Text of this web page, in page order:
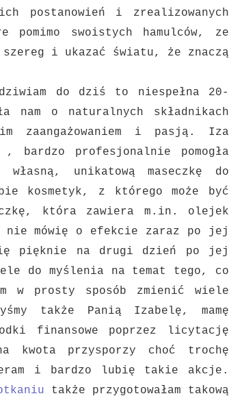
postanowień i zrealizowanych
swoistych hamulców, ze
szereg i ukazać światu, że znaczą
do dziś to niespełna 20-
nam o naturalnych składnikach
zaangażowaniem i pasją. Iza
, bardzo profesjonalnie pomogła
unikatową maseczkę do
kosmetyk, z którego może być
która zawiera m.in. olejek
nie mówię o efekcie zaraz po jej
pięknie na drugi dzień po jej
do myślenia na temat tego, co
w prosty sposób zmienić wiele
także Panią Izabelę, mamę
finansowe poprzez licytację
kwota przysporzy choć trochę
i bardzo lubię takie akcje.
także przygotowałam takową